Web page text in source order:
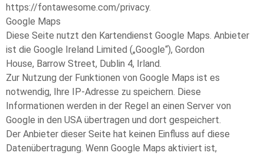
https://fontawesome.com/privacy.
Google Maps
Diese Seite nutzt den Kartendienst Google Maps. Anbieter
ist die Google Ireland Limited („Google“), Gordon
House, Barrow Street, Dublin 4, Irland.
Zur Nutzung der Funktionen von Google Maps ist es
notwendig, Ihre IP-Adresse zu speichern. Diese
Informationen werden in der Regel an einen Server von
Google in den USA übertragen und dort gespeichert.
Der Anbieter dieser Seite hat keinen Einfluss auf diese
Datenübertragung. Wenn Google Maps aktiviert ist,